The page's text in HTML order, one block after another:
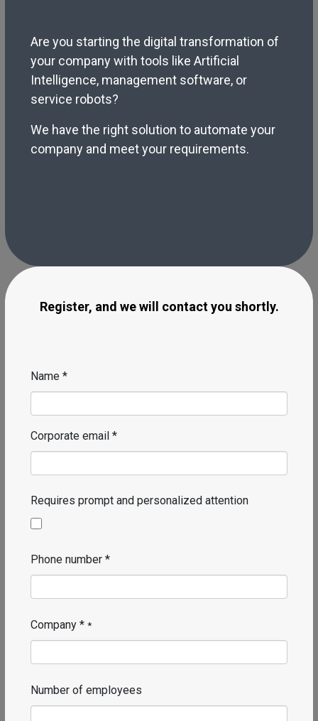
Are you starting the digital transformation of
your company with tools like Artificial
Intelligence, management software, or
service robots?
We have the right solution to automate your
company and meet your requirements.
Register, and we will contact you shortly.
Name *
Corporate email *
Requires prompt and personalized attention
Phone number *
Company * *
Number of employees